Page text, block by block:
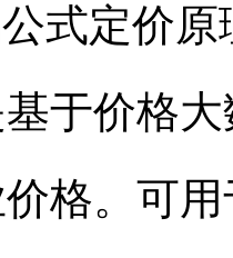
公式定价
于价格
格。可